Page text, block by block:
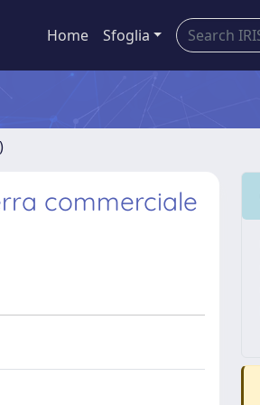
Home Sfoglia
commerciale